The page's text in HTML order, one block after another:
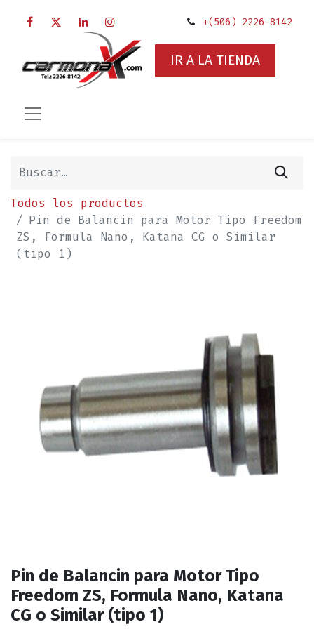
+(506) 2226-8142
IR A LA TIENDA
Todos los productos
Pin de Balancin para Motor Tipo Freedom
ZS, Formula Nano, Katana CG o Similar
(tipo 1)
Pin de Balancin para Motor Tipo
Freedom ZS, Formula Nano, Katana
CG o Similar (tipo 1)